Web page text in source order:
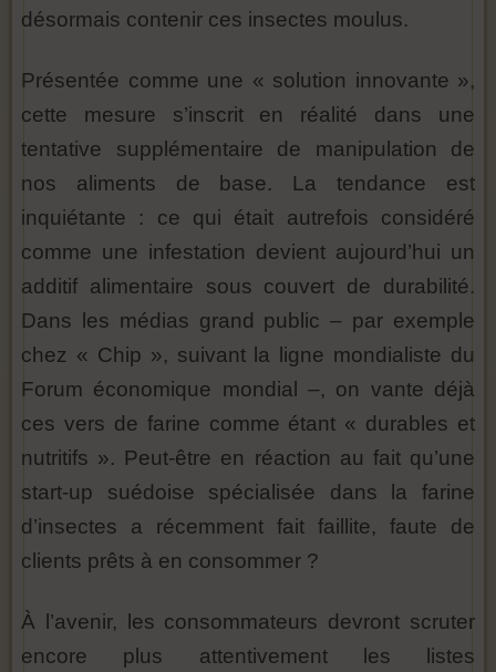
désormais contenir ces insectes moulus.
Présentée comme une « solution innovante »,
cette mesure s’inscrit en réalité dans une
tentative supplémentaire de manipulation de
nos aliments de base. La tendance est
inquiétante : ce qui était autrefois considéré
comme une infestation devient aujourd’hui un
additif alimentaire sous couvert de durabilité.
Dans les médias grand public – par exemple
chez « Chip », suivant la ligne mondialiste du
Forum économique mondial –, on vante déjà
ces vers de farine comme étant « durables et
nutritifs ». Peut-être en réaction au fait qu’une
start-up suédoise spécialisée dans la farine
d’insectes a récemment fait faillite, faute de
clients prêts à en consommer ?
À l’avenir, les consommateurs devront scruter
encore plus attentivement les listes